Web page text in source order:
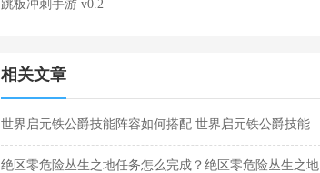
跳板冲刺手游 v0.2
相关文章
世界启元铁公爵技能阵容如何搭配 世界启元铁公爵技能
阵容搭配合集
绝区零危险丛生之地任务怎么完成？绝区零危险丛生之地